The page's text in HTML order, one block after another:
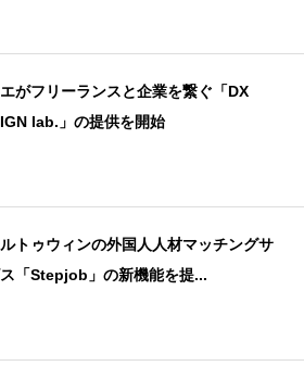
がフリーランスと企業を繋ぐ「DX
lab.」の提供を開始
トゥウィンの外国人人材マッチングサ
「Stepjob」の新機能を提...